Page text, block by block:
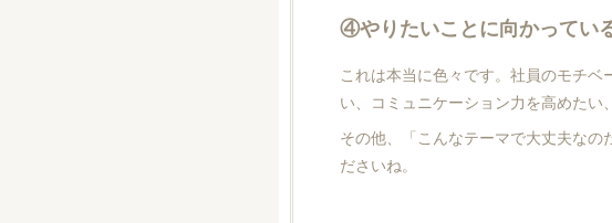
④やりたいことに向かってい
これは本当に色々です。社員のモチ
い、コミュニケーション力を高めた
その他、「こんなテーマで大丈夫なの
ださいね。